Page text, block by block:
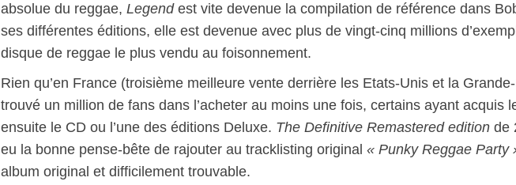
absolue du reggae, Legendest vite devenue la compilation de référence dans
ses différentes éditions, elle est devenue avec plus de vingt-cinq millions
disque de reggae le plus vendu au foisonnement.
Rien qu’en France (troisième meilleure vente derrière les Etats-Unis et la
trouvé un million de fans dans l’acheter au moins une fois, certains ayant acquis
ensuite le CD ou l’une des éditions Deluxe. The Definitive Remastered edition de
eu la bonne pense-bête de rajouter au tracklisting original « Punky Reggae Party
album original et difficilement trouvable.